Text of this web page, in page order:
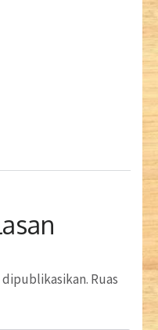
dipublikasikan. Ruas